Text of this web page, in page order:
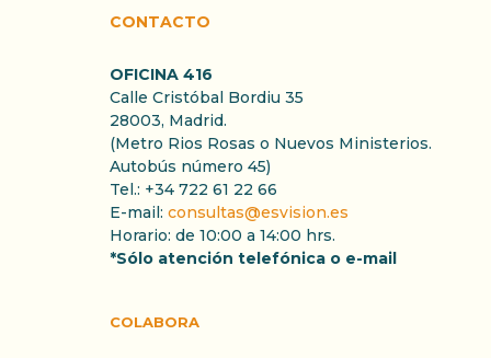
CONTACTO
OFICINA 416
Calle Cristóbal Bordiu 35
28003, Madrid.
(Metro Rios Rosas o Nuevos Ministerios.
Autobús número 45)
Tel.: +34 722 61 22 66
E-mail: consultas@esvision.es
Horario: de 10:00 a 14:00 hrs.
*Sólo atención telefónica o e-mail
COLABORA